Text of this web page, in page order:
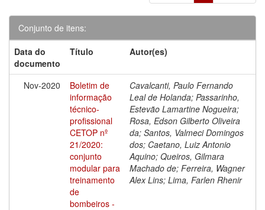
Conjunto de itens:
Data do
documento
Título Autor(es)
Nov-2020
Boletim de
informação
técnico-
profissional
CETOP nº
21/2020:
conjunto
modular para
treinamento
de
bombeiros -
Cavalcanti, Paulo Fernando
Leal de Holanda; Passarinho,
Estevão Lamartine Nogueira;
Rosa, Edson Gilberto Oliveira
da; Santos, Valmeci Domingos
dos; Caetano, Luiz Antonio
Aquino; Queiros, Gilmara
Machado de; Ferreira, Wagner
Alex Lins; Lima, Farlen Rhenir